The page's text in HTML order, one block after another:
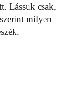
Lássuk csak,
milyen